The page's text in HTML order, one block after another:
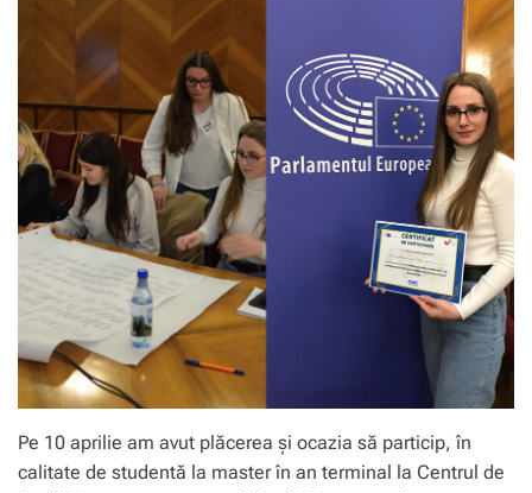
Pe 10 aprilie am avut plăcerea și ocazia să particip, în
calitate de studentă la master în an terminal la Centrul de